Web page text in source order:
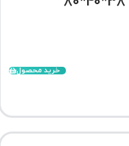
خرید محصول